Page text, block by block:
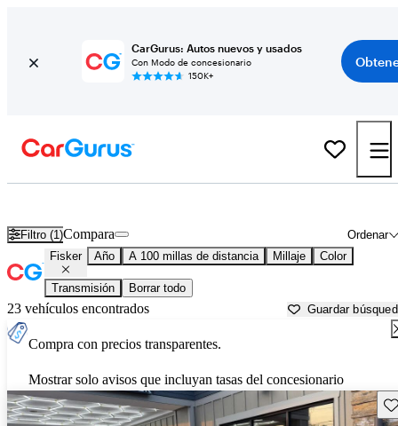
CarGurus: Autos nuevos y usados
Con Modo de concesionario
150K+
Filtro (1) Ordenar
Compara
Fisker Año A 100 millas de distancia Millaje Color
Transmisión Borrar todo
23 vehículos encontrados Guardar
Compra con precios transparentes.
Mostrar solo avisos que incluyan tasas del concesionario